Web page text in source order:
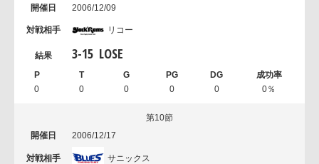
2006/12/09
リコー
3-15 LOSE
0 0 0 0 0 0％
第10節
2006/12/17
サニックス